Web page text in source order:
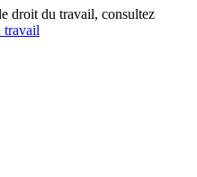
droit du travail, consultez
travail